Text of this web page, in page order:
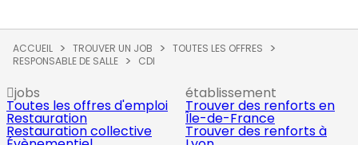
ACCUEIL TROUVER UN JOB
TOUTES LES OFFRES
RESPONSABLE DE SALLE
CDI
jobs
Toutes les offres d'emploi
Restauration
Restauration collective
établissement
Trouver des renforts en
Île-de-France
Trouver des renforts à